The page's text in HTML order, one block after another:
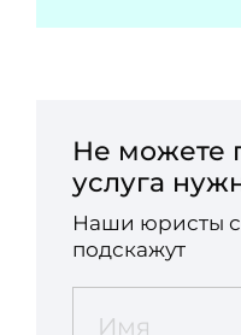
Не можете
услуга
Наши юристы
подскажут